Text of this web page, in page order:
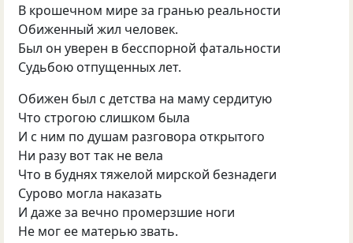
В крошечном мире за гранью реальности
Обиженный жил человек.
Был он уверен в бесспорной фатальности
Судьбою отпущенных лет.
Обижен был с детства на маму сердитую
Что строгою слишком была
И с ним по душам разговора открытого
Ни разу вот так не вела
Что в буднях тяжелой мирской безнадеги
Сурово могла наказать
И даже за вечно промерзшие ноги
Не мог ее матерью звать.